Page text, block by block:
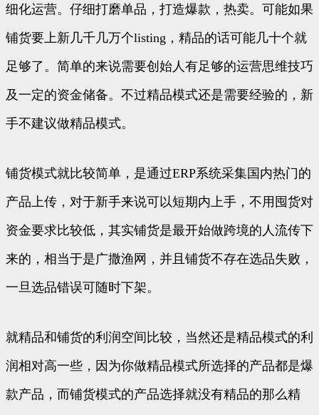
细化运营。仔细打磨单品，打造爆款，热卖。可能如果
铺货要上新几千几万个listing，精品的话可能几十个就
足够了。简单的来说需要创始人有足够的运营思维技巧
及一定的资金储备。不过精品模式还是需要经验的，新
手不建议做精品模式。
铺货模式就比较简单，是通过ERP系统采集国内热门的
产品上传，对于新手来说可以短期内上手，不用囤货对
资金要求比较低，其实铺货是最开始做跨境的人流传下
来的，相当于是广撒渔网，并且铺货不存在选品失败，
一旦选品错误可随时下架。
就精品和铺货的利润空间比较，当然还是精品模式的利
润相对高一些，因为你做精品模式所选择的产品都是爆
款产品，而铺货模式的产品选择就没有精品的那么精